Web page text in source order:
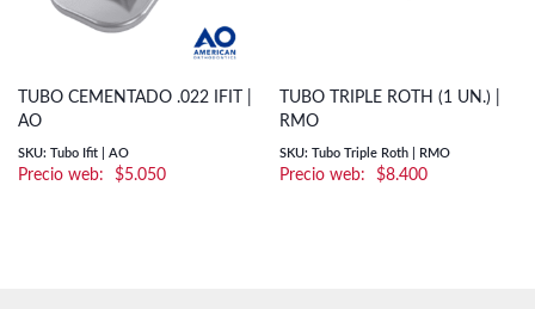
TUBO CEMENTADO .022 IFIT |
AO
SKU: Tubo Ifit | AO
$5.050
TUBO TRIPLE ROTH (1 UN.) |
RMO
SKU: Tubo Triple Roth | RMO
$8.400